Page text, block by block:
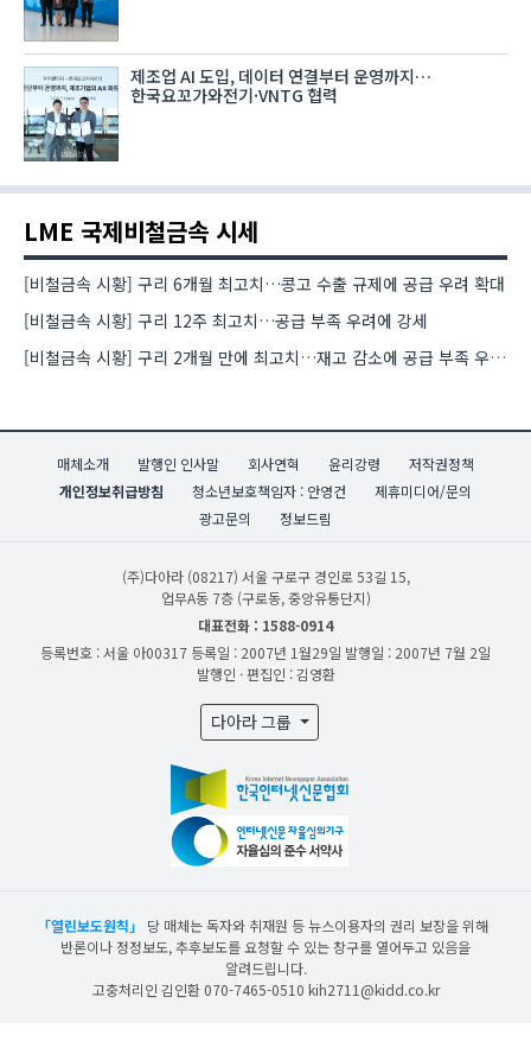
제조업 AI 도입, 데이터 연결부터 운영까지…
한국요꼬가와전기·VNTG 협력
LME 국제비철금속 시세
[비철금속 시황] 구리 6개월 최고치…콩고 수출 규제에 공급 우려 확대
[비철금속 시황] 구리 12주 최고치…공급 부족 우려에 강세
[비철금속 시황] 구리 2개월 만에 최고치…재고 감소에 공급 부족 우려 확대
매체소개 발행인 인사말 회사연혁 윤리강령
저작권정책
개인정보취급방침
청소년보호책임자 : 안영건
제휴미디어/문의
광고문의
정보드림
(주)다아라 (08217) 서울 구로구 경인로 53길 15,
업무A동 7층 (구로동, 중앙유통단지)
대표전화 : 1588-0914
등록번호 : 서울 아00317 등록일 : 2007년 1월29일 발행일 : 2007년 7월 2일
발행인 · 편집인 : 김영환
다아라 그룹
「열린보도원칙」
당 매체는 독자와 취재원 등 뉴스이용자의 권리 보장을 위해
반론이나 정정보도, 추후보도를 요청할 수 있는 창구를 열어두고 있음을
알려드립니다.
고충처리인 김인환 070-7465-0510 kih2711@kidd.co.kr